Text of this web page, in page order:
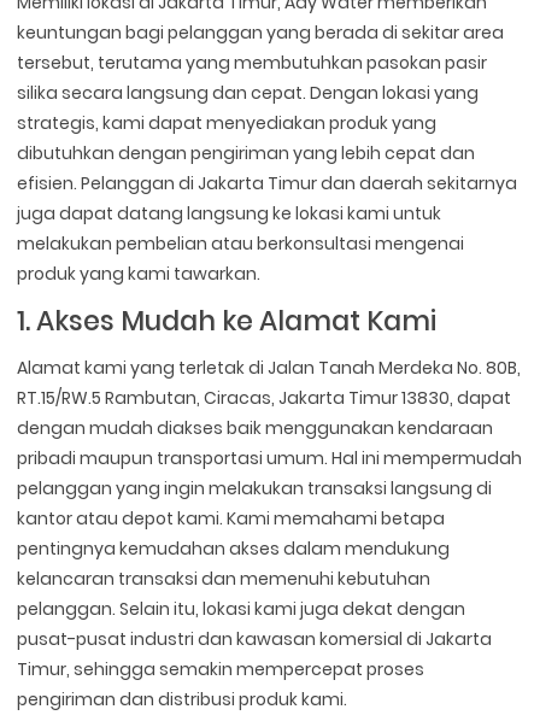
keuntungan bagi pelanggan yang berada di sekitar area
tersebut, terutama yang membutuhkan pasokan pasir
silika secara langsung dan cepat. Dengan lokasi yang
strategis, kami dapat menyediakan produk yang
dibutuhkan dengan pengiriman yang lebih cepat dan
efisien. Pelanggan di Jakarta Timur dan daerah sekitarnya
juga dapat datang langsung ke lokasi kami untuk
melakukan pembelian atau berkonsultasi mengenai
produk yang kami tawarkan.
1. Akses Mudah ke Alamat Kami
Alamat kami yang terletak di Jalan Tanah Merdeka No. 80B,
RT.15/RW.5 Rambutan, Ciracas, Jakarta Timur 13830, dapat
dengan mudah diakses baik menggunakan kendaraan
pribadi maupun transportasi umum. Hal ini mempermudah
pelanggan yang ingin melakukan transaksi langsung di
kantor atau depot kami. Kami memahami betapa
pentingnya kemudahan akses dalam mendukung
kelancaran transaksi dan memenuhi kebutuhan
pelanggan. Selain itu, lokasi kami juga dekat dengan
pusat-pusat industri dan kawasan komersial di Jakarta
Timur, sehingga semakin mempercepat proses
pengiriman dan distribusi produk kami.